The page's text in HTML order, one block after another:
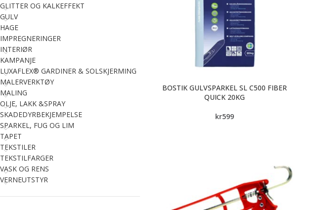
GLITTER OG KALKEFFEKT
GULV
HAGE
IMPREGNERINGER
INTERIØR
KAMPANJE
LUXAFLEX® GARDINER & SOLSKJERMING
MALERVERKTØY
MALING
OLJE, LAKK &SPRAY
SKADEDYRBEKJEMPELSE
SPARKEL, FUG OG LIM
TAPET
TEKSTILER
TEKSTILFARGER
VASK OG RENS
VERNEUTSTYR
BOSTIK GULVSPARKEL SL C500 FIBER
QUICK 20KG
kr599